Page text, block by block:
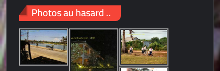
Photos au hasard ..